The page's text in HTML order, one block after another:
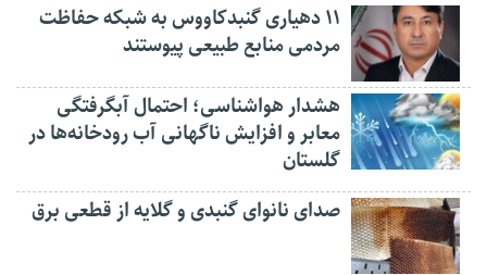
۱۱ دهیاری گنبدکاووس به شبکه حفاظت
مردمی منابع طبیعی پیوستند
هشدار هواشناسی؛ احتمال آبگرفتگی
معابر و افزایش ناگهانی آب رودخانه‌ها در
گلستان
صدای نانوای گنبدی و گلایه از قطعی برق